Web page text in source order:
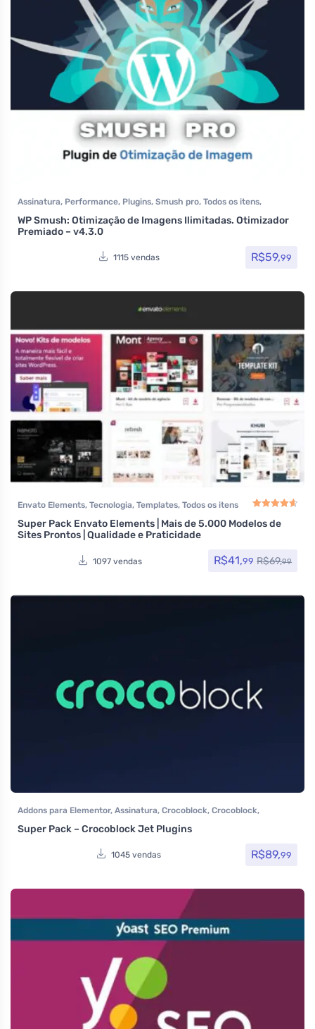
Assinatura, Performance, Plugins, Smush pro, Todos os itens,
WPMUDEV
WP Smush: Otimização de Imagens Ilimitadas. Otimizador
Premiado – v4.3.0
1115 vendas R$59,99
Envato Elements, Tecnologia, Templates, Todos os itens
Avaliação
Super Pack Envato Elements | Mais de 5.000 Modelos de
Sites Prontos | Qualidade e Praticidade
1097 vendas R$41,99 R$69,99
Addons para Elementor, Assinatura, Crocoblock, Crocoblock,
Elementor Pro
Page Builder , Plugins
Super Pack – Crocoblock Jet Plugins
1045 vendas R$89,99